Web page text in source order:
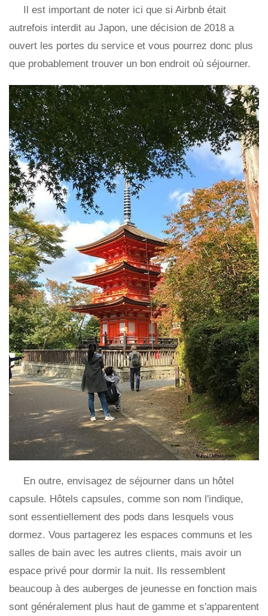
Il est important de noter ici que si Airbnb était
autrefois interdit au Japon, une décision de 2018 a
ouvert les portes du service et vous pourrez donc plus
que probablement trouver un bon endroit où séjourner.
En outre, envisagez de séjourner dans un hôtel
capsule. Hôtels capsules, comme son nom l'indique,
sont essentiellement des pods dans lesquels vous
dormez. Vous partagerez les espaces communs et les
salles de bain avec les autres clients, mais avoir un
espace privé pour dormir la nuit. Ils ressemblent
beaucoup à des auberges de jeunesse en fonction mais
sont généralement plus haut de gamme et s'apparentent